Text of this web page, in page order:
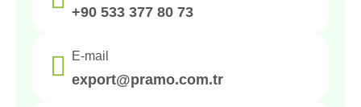
+90 533 377 80 73
E-mail
export@pramo.com.tr